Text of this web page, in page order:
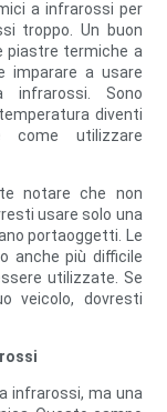
a infrarossi per
troppo. Un buon
piastre termiche a
imparare a usare
Sono
diventi
come utilizzare
notare che non
usare solo una
portaoggetti. Le
anche più difficile
utilizzate. Se
veicolo, dovresti
infrarossi, ma una